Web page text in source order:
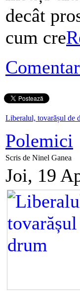
decât
cum cre
Liberalul, tovarășul de
Polemici
Scris de Ninel Ganea
Joi, 19